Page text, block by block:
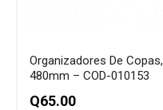
Organizadores De
480mm – COD-010153
Q65.00